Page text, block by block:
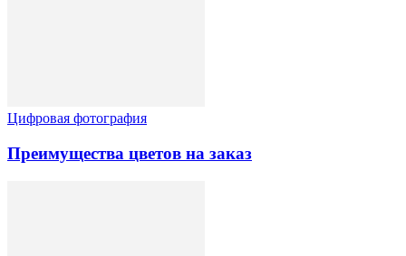
Цифровая фотография
Преимущества цветов на заказ